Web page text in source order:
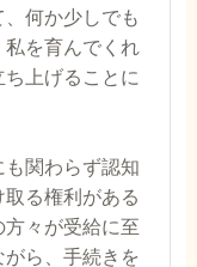
何か少しでも
を育んでくれ
上げることに
関わらず認知
る権利がある
々が受給に至
ら、手続きを